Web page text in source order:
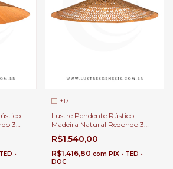
3
e
•
+17
Lustre Pendente Rústico
Madeira Natural Redondo 3
Tamanhos Ø110cm, Ø72cm e
Ø51cm 1 Lâmpada E-27 Para
Mesa de Jantar | Linha
Carimbó
R$1.540,00
R$1.416,80 com PIX • TED •
DOC